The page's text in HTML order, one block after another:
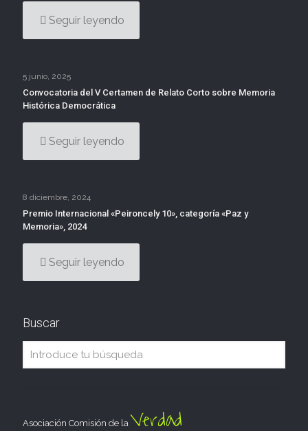
Seguir leyendo
5 junio, 2025
Convocatoria del V Certamen de Relato Corto sobre Memoria
Histórica Democrática
Seguir leyendo
8 diciembre, 2024
Premio Internacional «Peironcely 10», categoría «Paz y
Memoria», 2024
Seguir leyendo
Buscar
Asociación Comisión de la Verdad